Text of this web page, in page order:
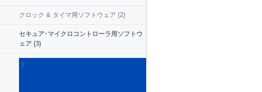
クロック & タイマ用ソフトウェア (2)
セキュア･マイクロコントローラ用ソフトウ
ェア (3)